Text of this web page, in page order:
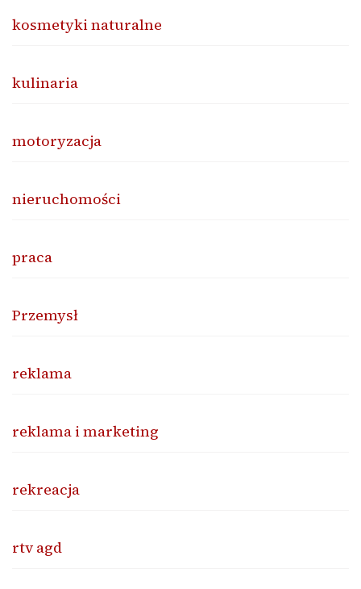
kosmetyki naturalne
kulinaria
motoryzacja
nieruchomości
praca
Przemysł
reklama
reklama i marketing
rekreacja
rtv agd